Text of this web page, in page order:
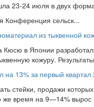
23-24 июля в двух
Конференция сельск...
из тыквенной
Кюсю в Японии
кожуру.
на 13% за первый квартал
стейки, продажи
же время на 9—14%